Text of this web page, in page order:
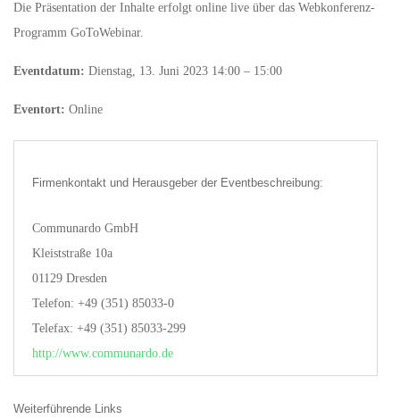
Die Präsentation der Inhalte erfolgt online live über das Webkonferenz-
Programm GoToWebinar.
Eventdatum: Dienstag, 13. Juni 2023 14:00 – 15:00
Eventort: Online
Firmenkontakt und Herausgeber der Eventbeschreibung:
Communardo GmbH
Kleiststraße 10a
01129 Dresden
Telefon: +49 (351) 85033-0
Telefax: +49 (351) 85033-299
http://www.communardo.de
Weiterführende Links